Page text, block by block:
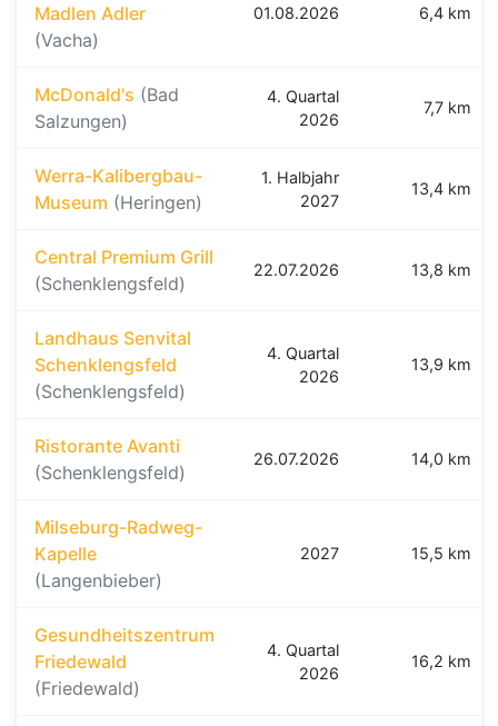
Madlen Adler
(Vacha)
01.08.2026 6,4 km
McDonald's (Bad
Salzungen)
4. Quartal
2026
7,7 km
Werra-Kalibergbau-
Museum (Heringen)
1. Halbjahr
2027
13,4 km
Central Premium Grill
(Schenklengsfeld)
22.07.2026 13,8 km
Landhaus Senvital
Schenklengsfeld
(Schenklengsfeld)
4. Quartal
2026
13,9 km
Ristorante Avanti
(Schenklengsfeld)
26.07.2026 14,0 km
Milseburg-Radweg-
Kapelle
(Langenbieber)
2027 15,5 km
Gesundheitszentrum
Friedewald
(Friedewald)
4. Quartal
2026
16,2 km